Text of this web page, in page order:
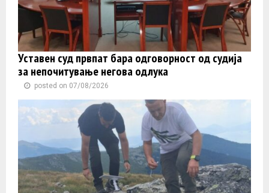
Уставен суд првпат бара одговорност од судија
за непочитување негова одлука
posted on 07/08/2026